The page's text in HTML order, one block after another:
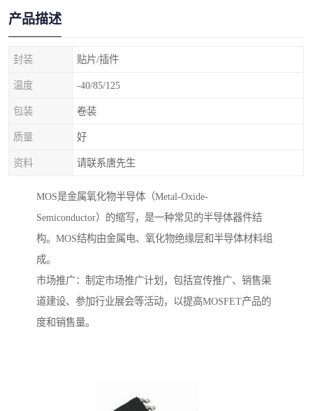
产品描述
封装 贴片/插件
温度 -40/85/125
包装 卷装
质量 好
资料 请联系唐先生
MOS是金属氧化物半导体（Metal-Oxide-
Semiconductor）的缩写，是一种常见的半导体器件结
构。MOS结构由金属电、氧化物绝缘层和半导体材料组
成。
市场推广：制定市场推广计划，包括宣传推广、销售渠
道建设、参加行业展会等活动，以提高MOSFET产品的
度和销售量。